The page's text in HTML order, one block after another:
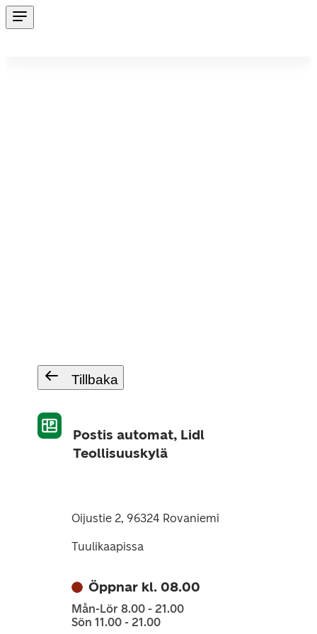
Tillbaka
Postis automat, Lidl
Teollisuuskylä
Oijustie 2, 96324 Rovaniemi
Tuulikaapissa
Öppnar kl. 08.00
Mån-Lör 8.00 - 21.00
Sön 11.00 - 21.00